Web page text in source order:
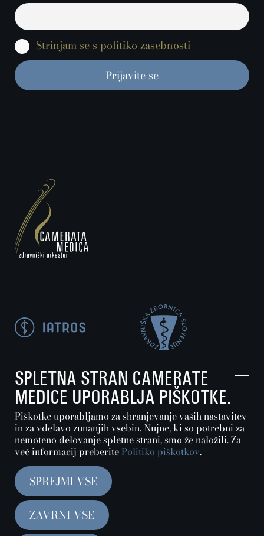
Strinjam se s politiko zasebnosti
Nastavitve piškotkov
Politika zasebnosti in piškotkov
Interno
© 2026Camerata medica
SPLETNA STRAN CAMERATE
MEDICE UPORABLJA PIŠKOTKE.
Piškotke uporabljamo za shranjevanje vaših nastavitev
in za vdelavo zunanjih vsebin. Nujne, ki so potrebni za
nemoteno delovanje spletne strani, smo že naložili. Za
več informacij preberite Politiko piškotkov.
SPREJMI VSE
ZAVRNI VSE